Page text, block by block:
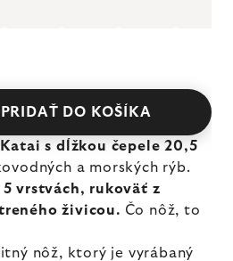
PRIDAŤ DO KOŠÍKA
s dĺžkou čepele 20,5
a morských rýb.
5 vrstvách, rukoväť z
živicou. Čo nôž, to
nôž, ktorý je vyrábaný